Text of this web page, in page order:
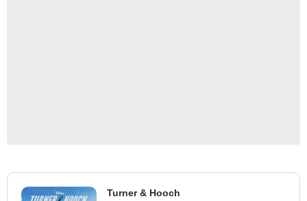
Turner & Hooch